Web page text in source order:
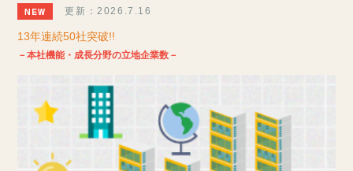
更新：2026.7.16
13年連続50社突破!!
－本社機能・成長分野の立地企業数－